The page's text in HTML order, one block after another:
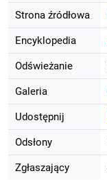
Strona źródłowa
Encyklopedia
Odświeżanie
Galeria
Udostępnij
Odsłony
Zgłaszający